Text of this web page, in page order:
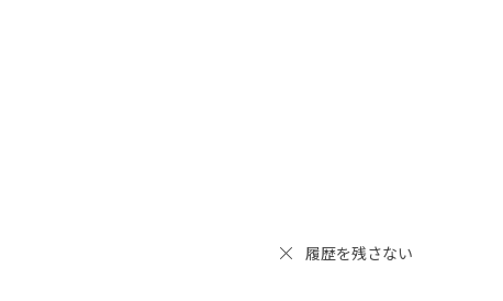
履歴を残さない